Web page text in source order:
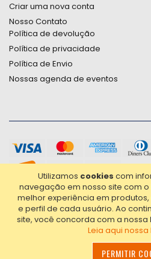
Utilizamos cookies com
navegação em nosso site com
melhor experiência em
e perfil de cada usuário. Ao
site, você concorda com a nossa
Leia aqui nossa
PERMITIR
Criar uma nova conta
Nosso Contato
Política de devolução
Política de privacidade
Política de Envio
Nossas agenda de eventos
2021© Copyright Poligrafica Bazar
20 - Todos os direitos reservados.